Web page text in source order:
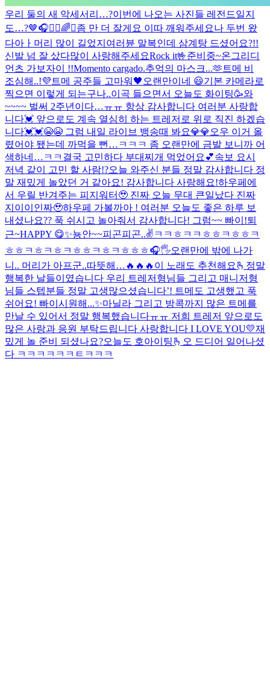
우리 둘의 새 악세서리…?이번에 나오는 사진들 레전드일지
도…?🤎🎧🙋‍♂️🌈✨좀 만 더 잘게요 이따 깨워주세요나 두번 왔
다아ㅏ 머리 많이 길었지 여러뷴 말복인데 삼계탕 드셨어요?!!
신발 넘 잘 샀다많이 사랑해주세요Rock it🤟준비중~온그리디
언츠 가보자이 !!Momento cargado.추억의 마스크...🫶 트메 비
조심해..!💜 트메 공주들 고마워🖤 오랜만이네 😃기본 카메라로
찍으면 이렇게 되는구나..이곡 들으면서 오늘도 화이팅🥳와
~~~~ 벌써 2주년이다…ㅠㅠ 항상 감사합니다 여러분 사랑합
니다💓 앞으로도 계속 열심히 하는 트레저로 위로 직진 하겠습
니다💓💓😭😭 그럼 내일 라이브 뱅송때 봐요💎💎오우 이거 올
렸어야 됐는데 까먹을 뻔…ㅋㅋㅋ 좀 오랜만에 금발 보니까 어
색하네…ㅋㅋ 결국 고민하다 부대찌개 먹었어요💕속보 요시
저녁 같이 고민 할 사람!?오늘 와주신 분들 정말 감사합니다 정
말 재밌게 놀았던 거 같아요! 감사합니다 사랑해요!하우페에
서 우릴 반겨주는 피지워터🥹 진짜 오늘 무대 큰일났다 진짜
지이이인짜🥹하우페 가볼까아 ! 여러분 오늘도 좋은 하루 보
내셨나요?? 푹 쉬시고 놀아줘서 감사합니다! 그럼~~ 빠이!퇴
근~HAPPY 😋✨뇽안~~피곤피곤..✌️ ㅋㅋㅎㅋㅋㅎㅎㅋㅎㅎㅋ
ㅎㅎㅋㅎㅋㅎㅋㅎㅎㅋㅎㅋㅎㅎㅎ🎧🖐오랜만에 밖에 나가
니.. 머리가 아프군..따뜻해… 🔥🔥🔥 이 노래도 추천해요🫰 정말
행복한 날들이였습니다 우리 트레저형님들 그리고 매니저형
님들 스텝분들 정말 고생많으셨습니다’! 트메도 고생했고 푹
쉬어요! 빠이 시원해...✨마닐라 그리고 방콕까지 많은 트메를
만날 수 있어서 정말 행복했습니다ㅠㅠ 저희 트레저 앞으로도
많은 사랑과 응원 부탁드립니다 사랑합니다 I LOVE YOU💛재
밌게 놀 준비 되셨나요?오늘도 호아이팅🫰 오 드디어 일어나셨
다 ㅋㅋㅋㅋㅋㅋㅌㅋㅋㅋ